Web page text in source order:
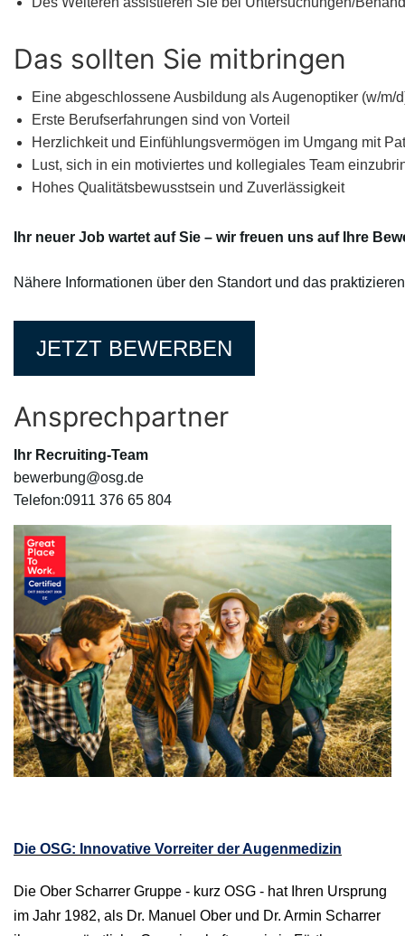
Das sollten Sie mitbringen
Eine abgeschlossene Ausbildung als Augenoptiker (w/
Erste Berufserfahrungen sind von Vorteil
Herzlichkeit und Einfühlungsvermögen im Umgang mit
Lust, sich in ein motiviertes und kollegiales Team
Hohes Qualitätsbewusstsein und Zuverlässigkeit
Ihr neuer Job wartet auf Sie – wir freuen uns auf Ihre
Nähere Informationen über den Standort und das
JETZT BEWERBEN
Ansprechpartner
Ihr Recruiting-Team
bewerbung@osg.de
Telefon:0911 376 65 804
Die OSG: Innovative Vorreiter der Augenmedizin
Die Ober Scharrer Gruppe - kurz OSG - hat Ihren Ursprung
im Jahr 1982, als Dr. Manuel Ober und Dr. Armin Scharrer